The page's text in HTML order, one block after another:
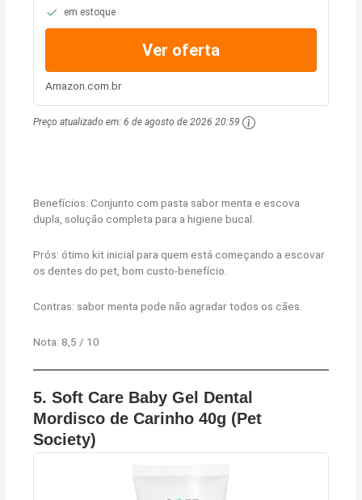
em estoque
Ver oferta
Amazon.com.br
Preço atualizado em:6 de agosto de 2026 20:59
Benefícios: Conjunto com pasta sabor menta e escova
dupla, solução completa para a higiene bucal.
Prós: ótimo kit inicial para quem está começando a escovar
os dentes do pet, bom custo-benefício.
Contras: sabor menta pode não agradar todos os cães.
Nota: 8,5 / 10
5. Soft Care Baby Gel Dental
Mordisco de Carinho 40g (Pet
Society)